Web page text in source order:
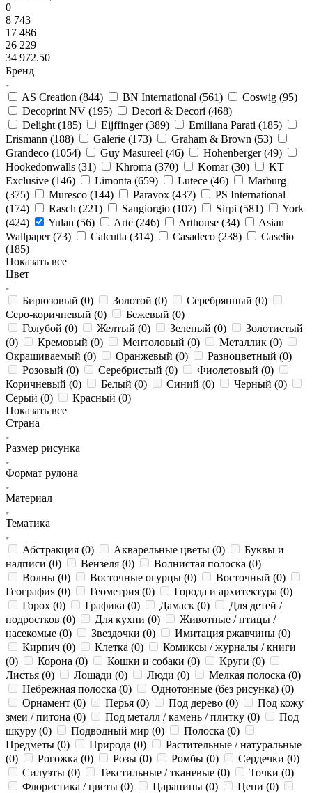
0
8 743
17 486
26 229
34 972.50
Бренд
AS Creation (844) BN International (561) Coswig (95)
Decoprint NV (195) Decori & Decori (468)
Delight (185) Eijffinger (389) Emiliana Parati (185)
Erismann (188) Galerie (173) Graham & Brown (53)
Grandeco (1054) Guy Masureel (46) Hohenberger (49)
Hookedonwalls (31) Khroma (370) Komar (30)
KT
Exclusive (146) Limonta (659) Lutece (46)
Marburg
(375) Muresco (144) Paravox (437)
PS International
(174) Rasch (221) Sangiorgio (107) Sirpi (581)
York
(424) Yulan (56) Arte (246) Arthouse (34)
Asian
Wallpaper (73) Calcutta (314) Casadeco (238)
Caselio
(185)
Показать все
Цвет
Бирюзовый (0) Золотой (0) Серебрянный (0)
Серо-коричневый (0) Бежевый (0)
Голубой (0) Желтый (0) Зеленый (0)
Золотистый
(0) Кремовый (0) Ментоловый (0) Металлик (0)
Окрашиваемый (0) Оранжевый (0) Разноцветный (0)
Розовый (0) Серебристый (0) Фиолетовый (0)
Коричневый (0) Белый (0) Синий (0) Черный (0)
Серый (0) Красный (0)
Показать все
Страна
Размер рисунка
Формат рулона
Материал
Тематика
Абстракция (0) Акварельные цветы (0)
Буквы и
надписи (0) Вензеля (0) Волнистая полоска (0)
Волны (0) Восточные огурцы (0) Восточный (0)
География (0) Геометрия (0) Города и архитектура (0)
Горох (0) Графика (0) Дамаск (0)
Для детей /
подростков (0) Для кухни (0)
Животные / птицы /
насекомые (0) Звездочки (0) Имитация ржавчины (0)
Кирпич (0) Клетка (0)
Комиксы / журналы / книги
(0) Корона (0) Кошки и собаки (0) Круги (0)
Листья (0) Лошади (0) Люди (0) Мелкая полоска (0)
Небрежная полоска (0) Однотонные (без рисунка) (0)
Орнамент (0) Перья (0) Под дерево (0)
Под кожу
змеи / питона (0) Под металл / камень / плитку (0)
Под
шкуру (0) Подводный мир (0) Полоска (0)
Предметы (0) Природа (0)
Растительные / натуральные
(0) Рогожка (0) Розы (0) Ромбы (0) Сердечки (0)
Силуэты (0) Текстильные / тканевые (0) Точки (0)
Флористика / цветы (0) Царапины (0) Цепи (0)